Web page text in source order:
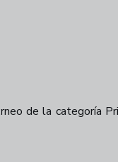
de la categoría